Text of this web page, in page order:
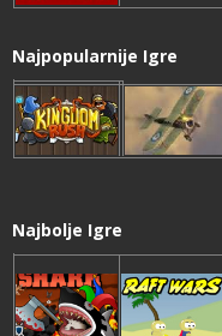
Najpopularnije Igre
Najbolje Igre